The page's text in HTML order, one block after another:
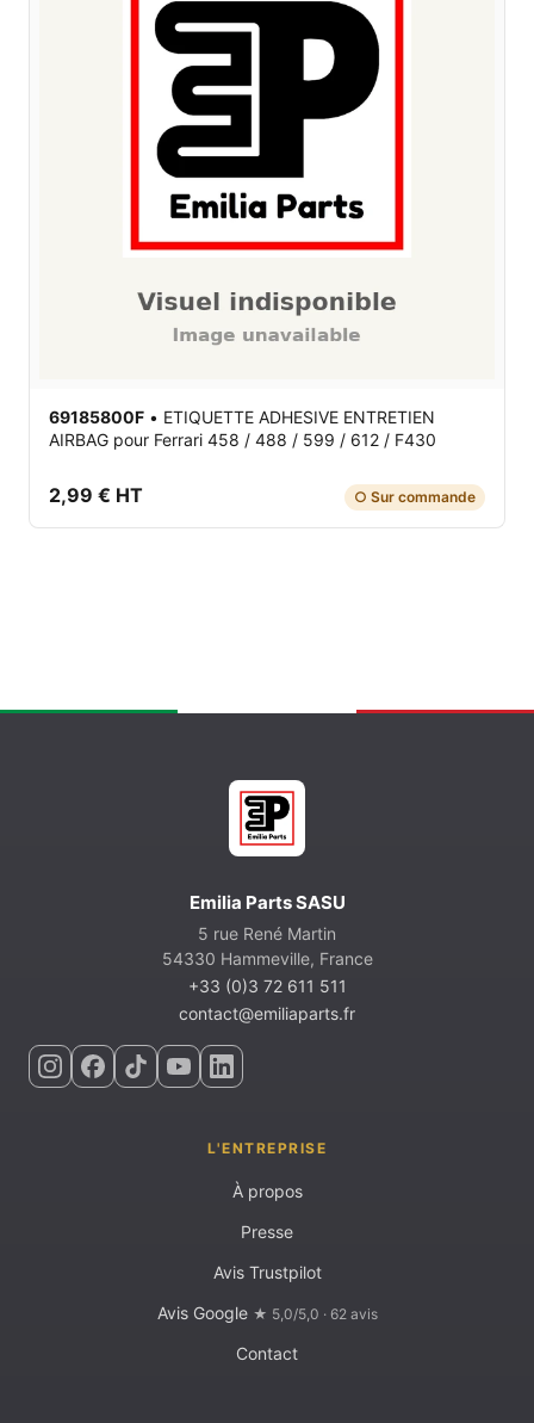
69185800F • ETIQUETTE ADHESIVE ENTRETIEN
AIRBAG pour Ferrari 458 / 488 / 599 / 612 / F430
2,99 € HT ○ Sur commande
Emilia Parts SASU
5 rue René Martin
54330 Hammeville, France
+33 (0)3 72 611 511
contact@emiliaparts.fr
L'ENTREPRISE
À propos
Presse
Avis Trustpilot
Avis Google ★ 5,0/5,0 · 62 avis
Contact